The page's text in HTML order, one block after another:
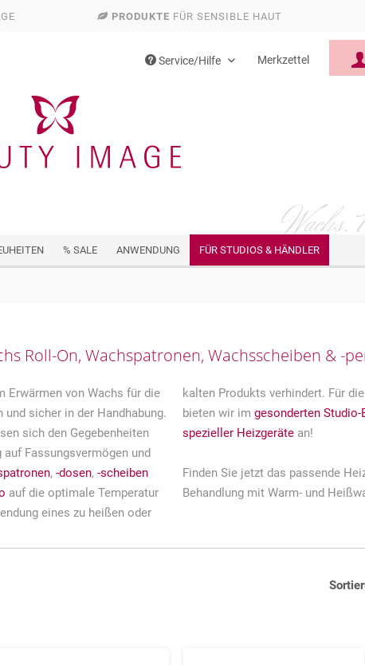
PRODUKTE FÜR SENSIBLE HAUT
Service/Hilfe Merkzettel
% SALE ANWENDUNG FÜR STUDIOS & HÄNDLER
Roll-On, Wachspatronen, Wachsscheiben & -
Erwärmen von Wachs für die
sicher in der Handhabung.
sich den Gegebenheiten
Fassungsvermögen und
, -dosen, -scheiben
auf die optimale Temperatur
eines zu heißen oder
kalten Produkts verhindert. Für
bieten wir im gesonderten Studio-
spezieller Heizgerätean!
Finden Sie jetzt das passende
Behandlung mit Warm- und